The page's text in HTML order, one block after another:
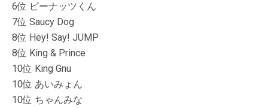
6位 ピーナッツくん
7位 Saucy Dog
8位 Hey! Say! JUMP
8位 King & Prince
10位 King Gnu
10位 あいみょん
10位 ちゃんみな